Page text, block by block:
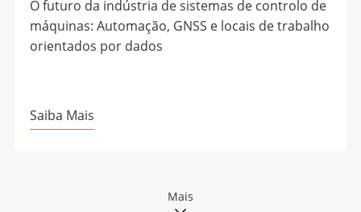
O futuro da indústria de sistemas de controlo de
máquinas: Automação, GNSS e locais de trabalho
orientados por dados
Saiba Mais
Mais